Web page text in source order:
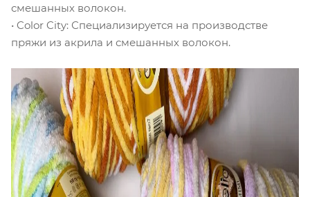
смешанных волокон.
• Color City: Специализируется на производстве
пряжи из акрила и смешанных волокон.